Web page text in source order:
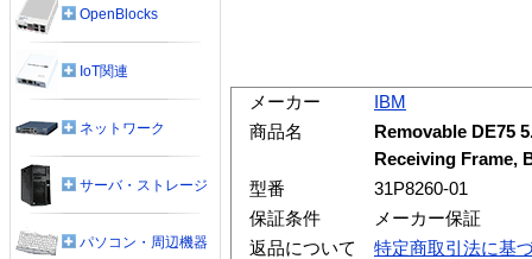
メーカー
IBM
商品名
Removable DE75
Receiving Frame,
型番
31P8260-01
保証条件
メーカー保証
返品について
特定商取引法に基
OpenBlocks
IoT関連
ネットワーク
サーバ・ストレージ
パソコン・周辺機器